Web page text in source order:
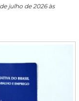
julho de 2026 às